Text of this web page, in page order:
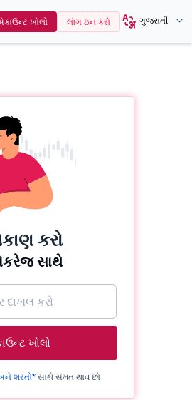
ખોલો લૉગ ઇન કરો ગુજરાતી
કરો
સાથે
ખોલો
શરતો* સાથે સંમત થાવ છો